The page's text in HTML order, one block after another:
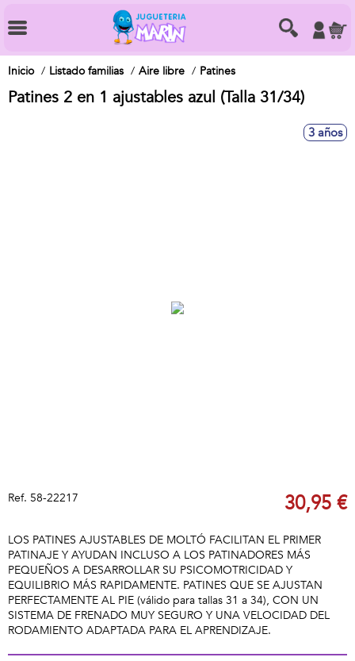
Inicio Listado familias Aire libre Patines
Patines 2 en 1 ajustables azul (Talla 31/34)
3 años
Ref. 58-22217 30,95 €
LOS PATINES AJUSTABLES DE MOLTÓ FACILITAN EL PRIMER
PATINAJE Y AYUDAN INCLUSO A LOS PATINADORES MÁS
PEQUEÑOS A DESARROLLAR SU PSICOMOTRICIDAD Y
EQUILIBRIO MÁS RAPIDAMENTE. PATINES QUE SE AJUSTAN
PERFECTAMENTE AL PIE (válido para tallas 31 a 34), CON UN
SISTEMA DE FRENADO MUY SEGURO Y UNA VELOCIDAD DEL
RODAMIENTO ADAPTADA PARA EL APRENDIZAJE.